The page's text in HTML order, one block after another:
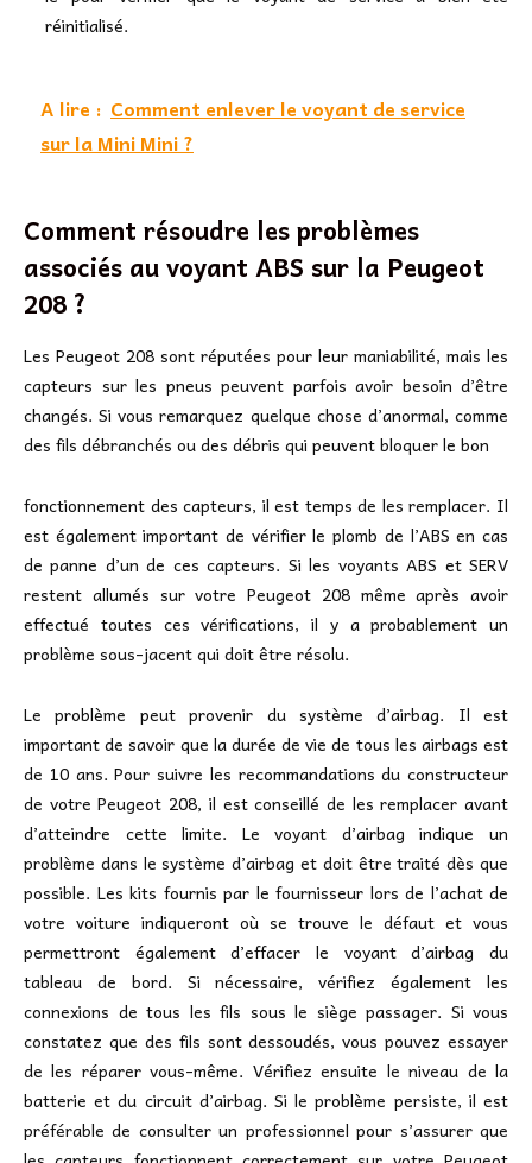
réinitialisé.
A lire : Comment enlever le voyant de service
sur la Mini Mini ?
Comment résoudre les problèmes
associés au voyant ABS sur la Peugeot
208 ?
Les Peugeot 208 sont réputées pour leur maniabilité, mais les
capteurs sur les pneus peuvent parfois avoir besoin d’être
changés. Si vous remarquez quelque chose d’anormal, comme
des fils débranchés ou des débris qui peuvent bloquer le bon
fonctionnement des capteurs, il est temps de les remplacer. Il
est également important de vérifier le plomb de l’ABS en cas
de panne d’un de ces capteurs. Si les voyants ABS et SERV
restent allumés sur votre Peugeot 208 même après avoir
effectué toutes ces vérifications, il y a probablement un
problème sous-jacent qui doit être résolu.
Le problème peut provenir du système d’airbag. Il est
important de savoir que la durée de vie de tous les airbags est
de 10 ans. Pour suivre les recommandations du constructeur
de votre Peugeot 208, il est conseillé de les remplacer avant
d’atteindre cette limite. Le voyant d’airbag indique un
problème dans le système d’airbag et doit être traité dès que
possible. Les kits fournis par le fournisseur lors de l’achat de
votre voiture indiqueront où se trouve le défaut et vous
permettront également d’effacer le voyant d’airbag du
tableau de bord. Si nécessaire, vérifiez également les
connexions de tous les fils sous le siège passager. Si vous
constatez que des fils sont dessoudés, vous pouvez essayer
de les réparer vous-même. Vérifiez ensuite le niveau de la
batterie et du circuit d’airbag. Si le problème persiste, il est
préférable de consulter un professionnel pour s’assurer que